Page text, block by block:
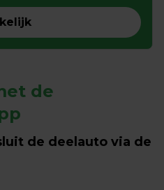
de
de deelauto via de